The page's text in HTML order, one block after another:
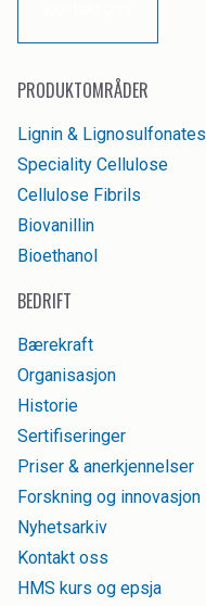
PRODUKTOMRÅDER
Lignin & Lignosulfonates
Speciality Cellulose
Cellulose Fibrils
Biovanillin
Bioethanol
BEDRIFT
Bærekraft
Organisasjon
Historie
Sertifiseringer
Priser & anerkjennelser
Forskning og innovasjon
Nyhetsarkiv
Kontakt oss
HMS kurs og epsja